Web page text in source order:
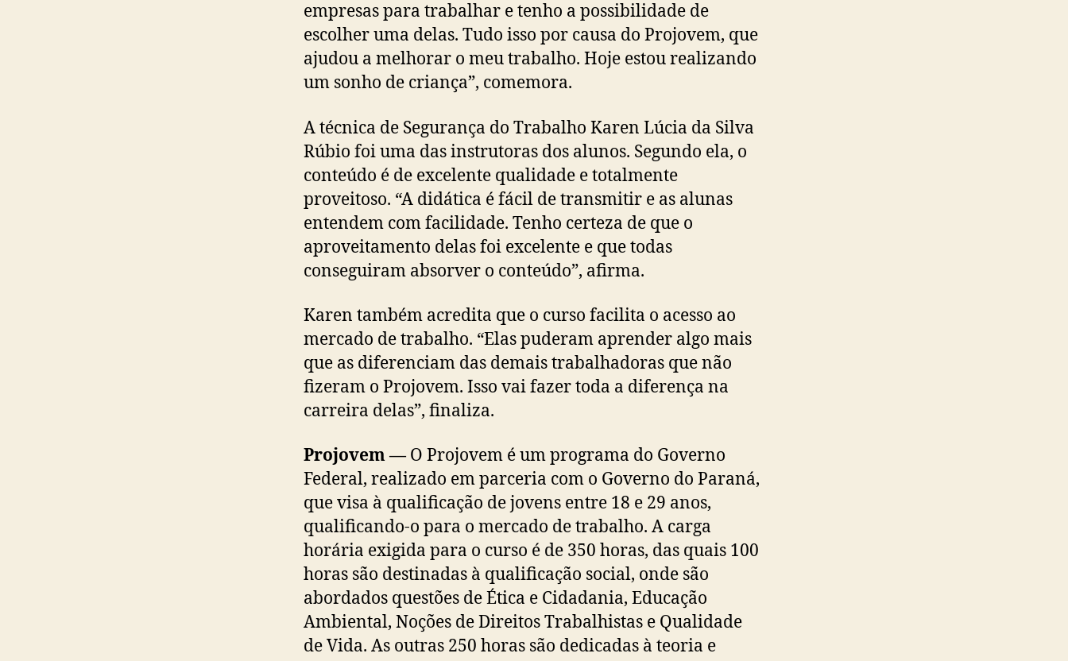
empresas para trabalhar e tenho a possibilidade de
escolher uma delas. Tudo isso por causa do Projovem, que
ajudou a melhorar o meu trabalho. Hoje estou realizando
um sonho de criança”, comemora.
A técnica de Segurança do Trabalho Karen Lúcia da Silva
Rúbio foi uma das instrutoras dos alunos. Segundo ela, o
conteúdo é de excelente qualidade e totalmente
proveitoso. “A didática é fácil de transmitir e as alunas
entendem com facilidade. Tenho certeza de que o
aproveitamento delas foi excelente e que todas
conseguiram absorver o conteúdo”, afirma.
Karen também acredita que o curso facilita o acesso ao
mercado de trabalho. “Elas puderam aprender algo mais
que as diferenciam das demais trabalhadoras que não
fizeram o Projovem. Isso vai fazer toda a diferença na
carreira delas”, finaliza.
Projovem —O Projovem é um programa do Governo
Federal, realizado em parceria com o Governo do Paraná,
que visa à qualificação de jovens entre 18 e 29 anos,
qualificando-o para o mercado de trabalho. A carga
horária exigida para o curso é de 350 horas, das quais 100
horas são destinadas à qualificação social, onde são
abordados questões de Ética e Cidadania, Educação
Ambiental, Noções de Direitos Trabalhistas e Qualidade
de Vida. As outras 250 horas são dedicadas à teoria e